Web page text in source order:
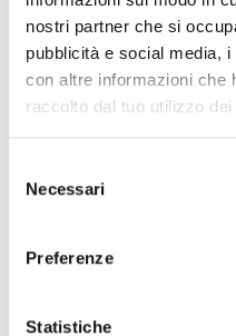
nostri partner che si
pubblicità e social media,
con altre informazioni che
raccolto dal tuo utilizzo
delNecessari
Preferenze
Statistiche
Fibre / Fibre / Fibres
alimentaires
Proteine / Protein /